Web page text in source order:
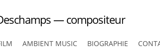
— compositeur
AMBIENT MUSIC BIOGRAPHIE